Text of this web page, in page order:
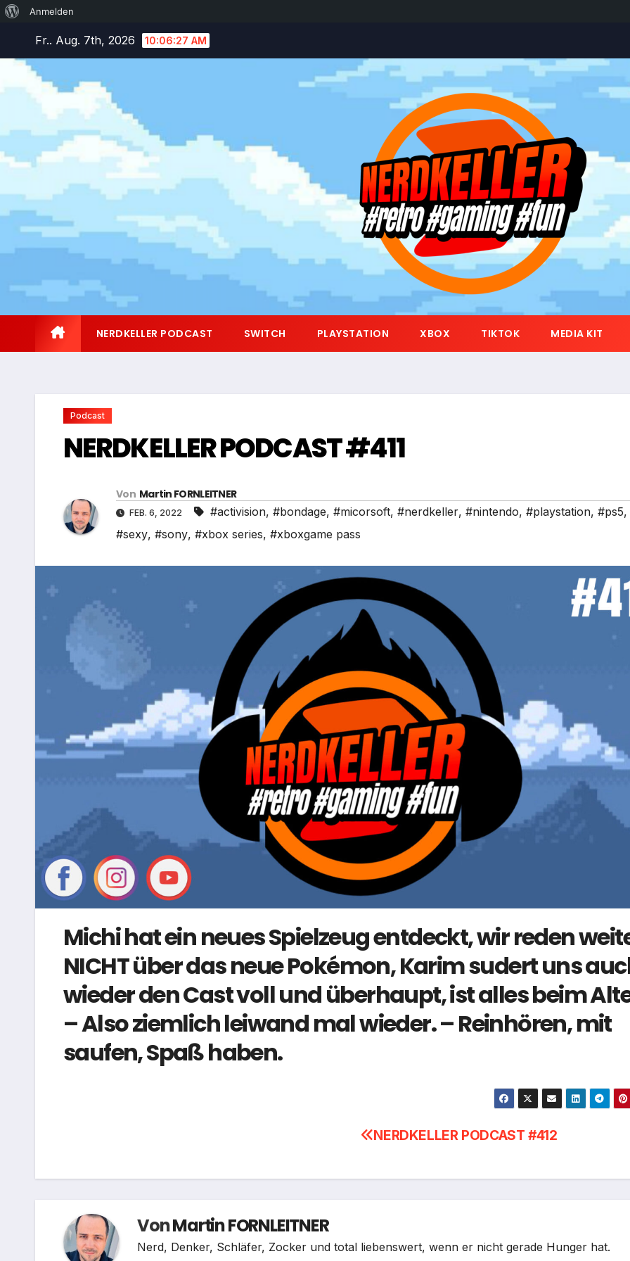
Über
Anmelden
springen
Fr.. Aug. 7th, 2026 10:06:28 AM
NERDKELLER PODCAST SWITCH PLAYSTATION XBOX TIKTOK MEDIA KIT
Podcast
NERDKELLER PODCAST #411
Von Martin FORNLEITNER
FEB. 6, 2022 #activision, #bondage, #micorsoft, #nerdkeller, #nintendo, #playstation, #ps5,
#sexy, #sony, #xbox series, #xboxgame pass
Michi hat ein neues Spielzeug entdeckt, wir reden
NICHT über das neue Pokémon, Karim sudert uns
wieder den Cast voll und überhaupt, ist alles beim
– Also ziemlich leiwand mal wieder. – Reinhören, mit
saufen, Spaß haben.
NERDKELLER PODCAST #412
VonMartin FORNLEITNER
Nerd, Denker, Schläfer, Zocker und total liebenswert, wenn er nicht gerade Hunger hat.